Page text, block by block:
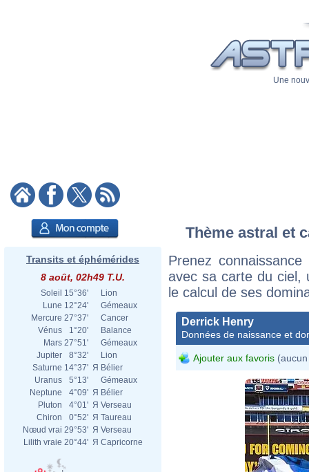
Une
Transits et éphémérides
8 août, 02h49 T.U.
Soleil 15°36'
Lion
Lune 12°24'
Gémeaux
Mercure 27°37'
Cancer
Vénus
1°20'
Balance
Mars 27°51'
Gémeaux
Jupiter
8°32'
Lion
Saturne 14°37' Я Bélier
Uranus
5°13'
Gémeaux
Neptune
4°09' Я Bélier
Pluton
4°01' Я Verseau
Chiron
0°52' Я Taureau
Nœud vrai 29°53' Я Verseau
Lilith vraie 20°44' Я Capricorne
Thème astral et
Prenez
avec sa carte du ciel,
le calcul de ses
Derrick Henry
Données de naissance et
Ajouter aux favoris